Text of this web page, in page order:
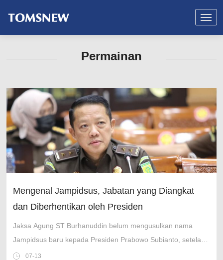
Permainan
Mengenal Jampidsus, Jabatan yang Diangkat
dan Diberhentikan oleh Presiden
Jaksa Agung ST Burhanuddin belum mengusulkan nama
Jampidsus baru kepada Presiden Prabowo Subianto, setelah
Febrie Adriansyah mengundurkan diri.
07-13